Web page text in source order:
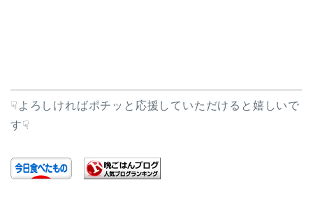
☟よろしければポチッと応援していただけると嬉しいで
す☟